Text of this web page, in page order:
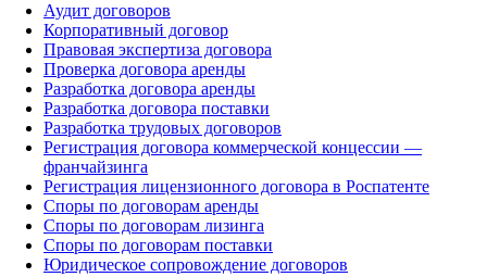
Аудит договоров
Корпоративный договор
Правовая экспертиза договора
Проверка договора аренды
Разработка договора аренды
Разработка договора поставки
Разработка трудовых договоров
Регистрация договора коммерческой концессии —
франчайзинга
Регистрация лицензионного договора в Роспатенте
Споры по договорам аренды
Споры по договорам лизинга
Споры по договорам поставки
Юридическое сопровождение договоров